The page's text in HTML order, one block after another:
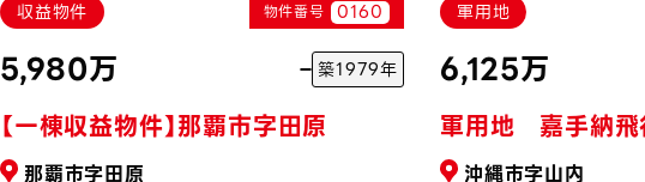
収益物件 物件番号 0160
5,980万 築1979年
【一棟収益物件】那覇市字田原
那覇市字田原
軍用地
6,125万
軍用地 嘉手納飛
沖縄市字山内